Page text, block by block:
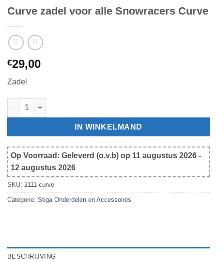
Curve zadel voor alle Snowracers Curve
€29,00
Zadel
Curve zadel voor alle Snowracers Curve aantal
IN WINKELMAND
Op Voorraad: Geleverd (o.v.b) op 11 augustus 2026 -
12 augustus 2026
SKU: 2111-curve
Categorie: Stiga Onderdelen en Accessoires
BESCHRIJVING